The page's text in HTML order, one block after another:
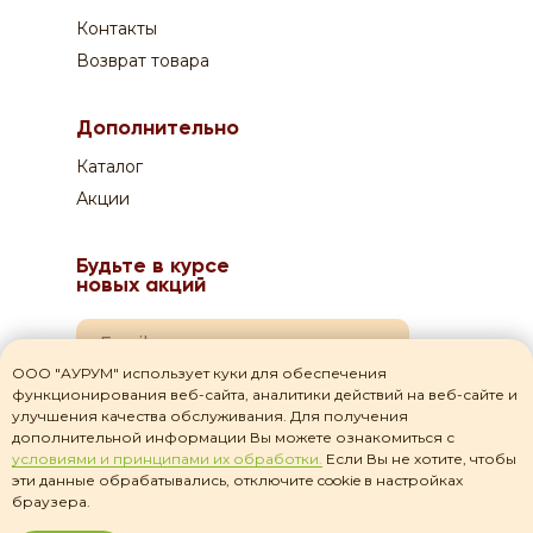
ООО "АУРУМ" использует куки для обеспечения
функционирования веб-сайта, аналитики действий на веб-сайте и
улучшения качества обслуживания. Для получения
дополнительной информации Вы можете ознакомиться с
условиями и принципами их обработки. Если Вы не хотите, чтобы
эти данные обрабатывались, отключите cookie в настройках
браузера.
Контакты
Возврат товара
Будьте в курсе
новых акций
Дополнительно
Каталог
Акции
Я даю согласие наобработку своих персональных данных
конфиденциальности и принимаю его